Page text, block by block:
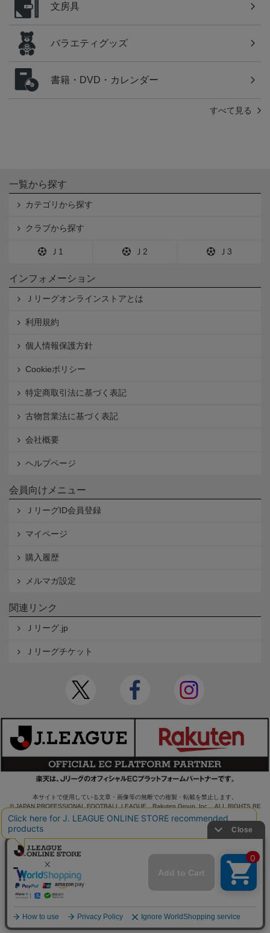
文房具
バラエティグッズ
書籍・DVD・カレンダー
すべて見る
一覧から探す
カテゴリから探す
クラブから探す
Ｊ1 Ｊ2 Ｊ3
インフォメーション
Ｊリーグオンラインストアとは
利用規約
個人情報保護方針
Cookieポリシー
特定商取引法に基づく表記
古物営業法に基づく表記
会社概要
ヘルプページ
会員向けメニュー
ＪリーグID会員登録
マイページ
購入履歴
メルマガ設定
関連リンク
Ｊリーグ.jp
Ｊリーグチケット
本サイトで使用している文章・画像等の無断での複製・転載を禁止します。
© JAPAN PROFESSIONAL FOOTBALL LEAGUE Rakuten Group, Inc. ALL RIGHTS RE
SERVED.